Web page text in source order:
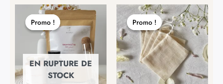
Promo !
EN RUPTURE DE
STOCK
Promo !
Le
prix
initial
était :
83,70 €.
Le
prix
actuel
est :
75,33 €.
Promo !
Promo !
Le
prix
initial
était :
6,90 €.
Le
prix
actuel
est :
4,90 €.